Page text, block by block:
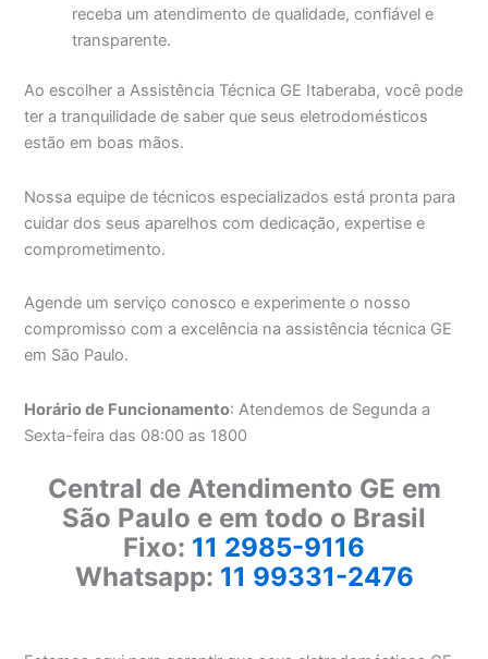
receba um atendimento de qualidade, confiável e
transparente.
Ao escolher a Assistência Técnica GE Itaberaba, você pode
ter a tranquilidade de saber que seus eletrodomésticos
estão em boas mãos.
Nossa equipe de técnicos especializados está pronta para
cuidar dos seus aparelhos com dedicação, expertise e
comprometimento.
Agende um serviço conosco e experimente o nosso
compromisso com a excelência na assistência técnica GE
em São Paulo.
Horário de Funcionamento: Atendemos de Segunda a
Sexta-feira das 08:00 as 1800
Central de Atendimento GE em
São Paulo e em todo o Brasil
Fixo: 11 2985-9116
Whatsapp: 11 99331-2476